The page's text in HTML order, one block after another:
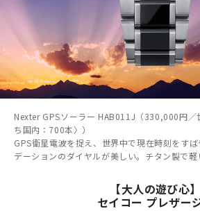
Nexter GPSソーラー HAB011J（330,000円／
ち国内：700本〉）
GPS衛星電波を捉え、世界中で現在時刻をす
デーションのダイヤルが美しい。チタン製で軽
【大人の遊び心】
セイコー プレザー